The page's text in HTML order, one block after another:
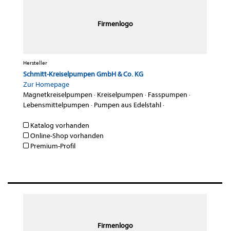
Firmenlogo
Hersteller
Schmitt-Kreiselpumpen GmbH & Co. KG
Zur Homepage
Magnetkreiselpumpen · Kreiselpumpen · Fasspumpen ·
Lebensmittelpumpen · Pumpen aus Edelstahl·
Katalog vorhanden
Online-Shop vorhanden
Premium-Profil
Firmenlogo